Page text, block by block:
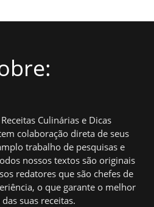
Culinárias e Dicas
colaboração direta de seus
trabalho de pesquisas e
nossos textos são originais
redatores que são chefes de
o que garante o melhor
suas receitas.